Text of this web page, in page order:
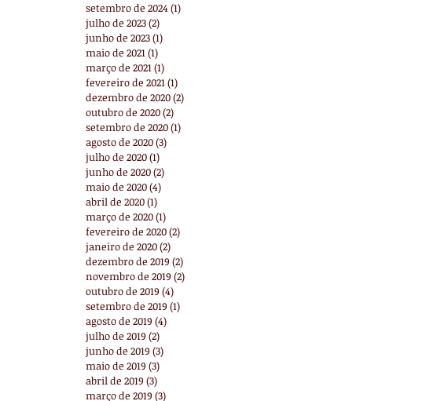
setembro de 2024 (1)
julho de 2023(2)
junho de 2023(1)
maio de 2021(1)
março de 2021(1)
fevereiro de 2021(1)
dezembro de 2020(2)
outubro de 2020(2)
setembro de 2020(1)
agosto de 2020(3)
julho de 2020(1)
junho de 2020(2)
maio de 2020(4)
abril de 2020(1)
março de 2020(1)
fevereiro de 2020(2)
janeiro de 2020(2)
dezembro de 2019 (2)
novembro de 2019 (2)
outubro de 2019 (4)
setembro de 2019 (1)
agosto de 2019 (4)
julho de 2019 (2)
junho de 2019 (3)
maio de 2019 (3)
abril de 2019 (3)
março de 2019 (3)